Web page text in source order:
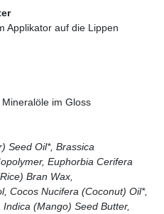
Applikator auf die Lippen
im Gloss
Seed Oil*, Brassica
Euphorbia Cerifera
Bran Wax,
Cocos Nucifera (Coconut) Oil*,
(Mango) Seed Butter,